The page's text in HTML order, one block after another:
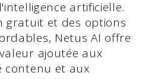
artificielle.
gratuit et des options
Netus AI offre
ajoutée aux
contenu et aux